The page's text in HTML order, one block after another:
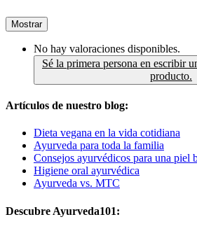
Mostrar
No hay valoraciones disponibles.
Sé la primera persona en escribir
producto.
Artículos de nuestro blog:
Dieta vegana en la vida cotidiana
Ayurveda para toda la familia
Consejos ayurvédicos para una piel
Higiene oral ayurvédica
Ayurveda vs. MTC
Descubre Ayurveda101: